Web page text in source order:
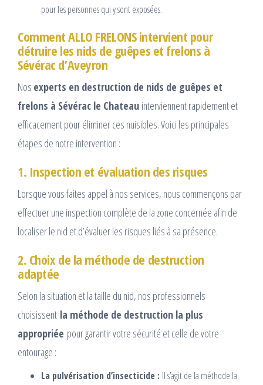
pour les personnes qui y sont exposées.
Comment ALLO FRELONS intervient pour
détruire les nids de guêpes et frelons à
Sévérac d’Aveyron
Nos experts en destruction de nids de guêpes et
frelons à Sévérac le Chateau interviennent rapidement et
efficacement pour éliminer ces nuisibles. Voici les principales
étapes de notre intervention :
1. Inspection et évaluation des risques
Lorsque vous faites appel à nos services, nous commençons par
effectuer une inspection complète de la zone concernée afin de
localiser le nid et d’évaluer les risques liés à sa présence.
2. Choix de la méthode de destruction
adaptée
Selon la situation et la taille du nid, nos professionnels
choisissent la méthode de destruction la plus
appropriée pour garantir votre sécurité et celle de votre
entourage :
La pulvérisation d’insecticide : Il s’agit de la méthode la